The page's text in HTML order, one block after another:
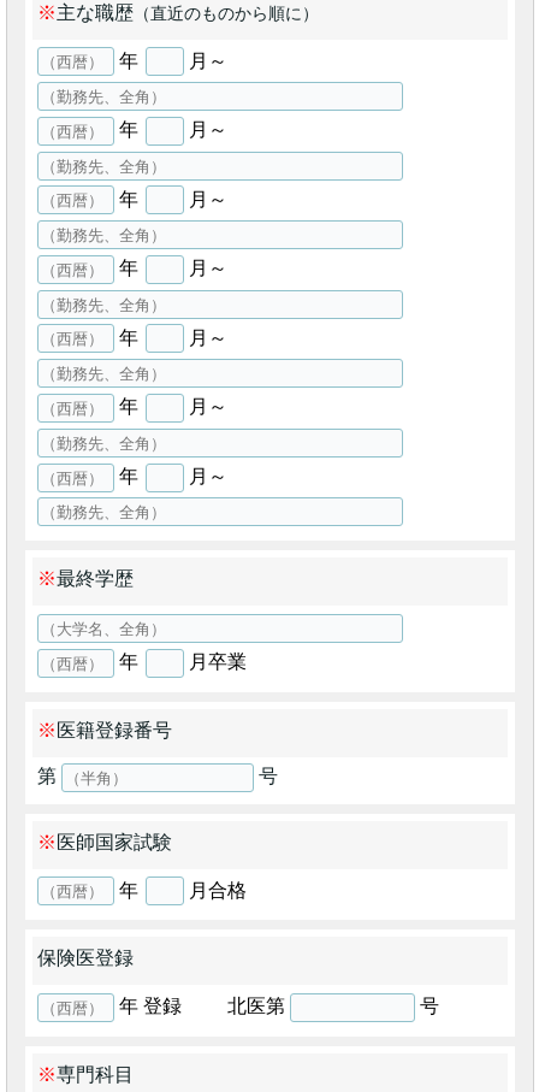
主な職歴 （直近のものから順に）
年 月～
年 月～
年 月～
年 月～
年 月～
年 月～
年 月～
最終学歴
年 月卒業
医籍登録番号
第 号
医師国家試験
年 月合格
保険医登録
年 登録 北医第 号
専門科目